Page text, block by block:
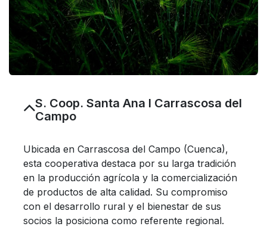
S. Coop. Santa Ana I Carrascosa del
Campo
Ubicada en Carrascosa del Campo (Cuenca),
esta cooperativa destaca por su larga tradición
en la producción agrícola y la comercialización
de productos de alta calidad. Su compromiso
con el desarrollo rural y el bienestar de sus
socios la posiciona como referente regional.